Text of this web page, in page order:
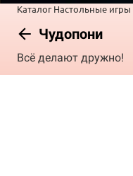
Каталог Настольные игры
Чудопони
Всё делают дружно!